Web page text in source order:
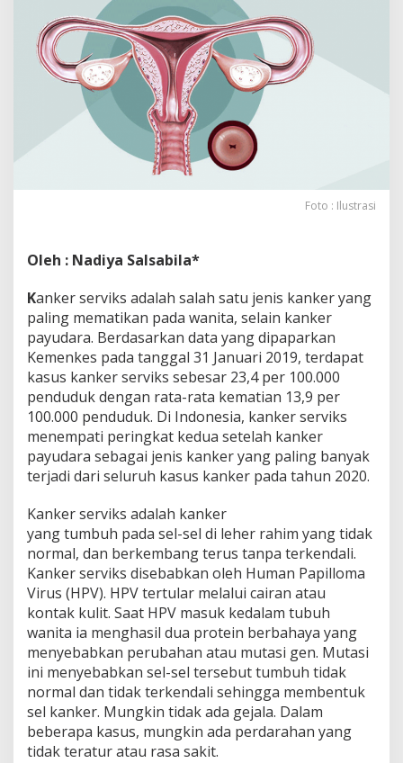
r
S
e
r
v
i
k
s
S
e
j
a
n
Foto : Ilustrasi
Oleh : Nadiya Salsabila*
Kanker serviks adalah salah satu jenis kanker yang
paling mematikan pada wanita, selain kanker
payudara. Berdasarkan data yang dipaparkan
Kemenkes pada tanggal 31 Januari 2019, terdapat
kasus kanker serviks sebesar 23,4 per 100.000
penduduk dengan rata-rata kematian 13,9 per
100.000 penduduk. Di Indonesia, kanker serviks
menempati peringkat kedua setelah kanker
payudara sebagai jenis kanker yang paling banyak
terjadi dari seluruh kasus kanker pada tahun 2020.
Kanker serviks adalah kanker
yang tumbuh pada sel-sel di leher rahim yang tidak
normal, dan berkembang terus tanpa terkendali.
Kanker serviks disebabkan oleh Human Papilloma
Virus (HPV). HPV tertular melalui cairan atau
kontak kulit. Saat HPV masuk kedalam tubuh
wanita ia menghasil dua protein berbahaya yang
menyebabkan perubahan atau mutasi gen. Mutasi
ini menyebabkan sel-sel tersebut tumbuh tidak
normal dan tidak terkendali sehingga membentuk
sel kanker. Mungkin tidak ada gejala. Dalam
beberapa kasus, mungkin ada perdarahan yang
tidak teratur atau rasa sakit.